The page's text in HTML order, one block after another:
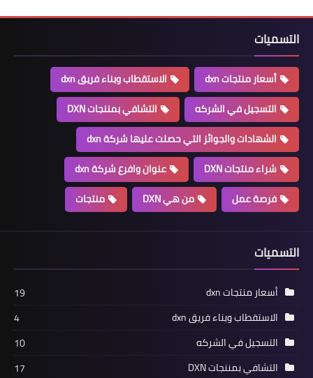
التسميات
أسعار منتجات dxn
الاستقطاب وبناء فريق dxn
التسجيل في الشركه
التشافي بمننجات DXN
الشهادات والجوائز التي حصلت عليها شركة dxn
شراء منتجات DXN
عنوان وافرع شركة dxn
فرصة عمل
من هي DXN منتجات
التسميات
أسعار منتجات dxn
19
الاستقطاب وبناء فريق dxn
4
التسجيل في الشركه
10
التشافي بمننجات DXN
17